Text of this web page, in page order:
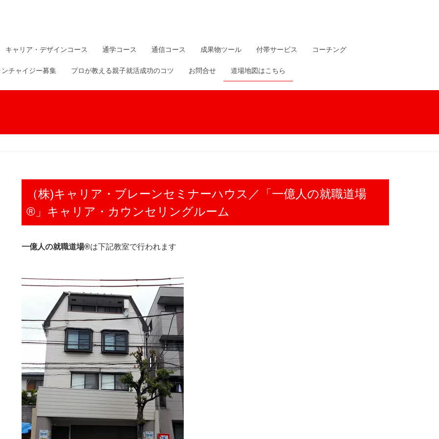
キャリア・デザインコース 通学コース 通信コース 成果物ツール 付帯サービス コーチング
ンチャイジー募集 プロが教える親子就活成功のコツ お問合せ 道場地図はこちら
（株)キャリア・ブレーンセミナーハウス／「一億人の就職道場
®」キャリア・カウンセリングルーム
一億人の就職道場®は下記教室で行われます